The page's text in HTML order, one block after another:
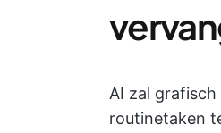
AI zal
routinetaken